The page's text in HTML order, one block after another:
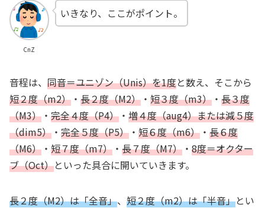
CnZ
いきなり、ここがポイント。
音程は、 同音＝ユニゾン（Unis）を1度と数え、そこから
短２度（m2） ・ 長２度（M2） ・ 短３度（m3） ・ 長３度
（M3） ・ 完全４度（P4） ・ 増４度（aug4）または減５度
（dim5） ・ 完全５度（P5） ・ 短６度（m6） ・ 長６度
（M6） ・ 短７度（m7） ・ 長７度（M7） ・ 8度＝オクター
ブ（Oct）といった具合に開いていきます。
長２度（M2）は「全音」、 短２度（m2）は「半音」とい